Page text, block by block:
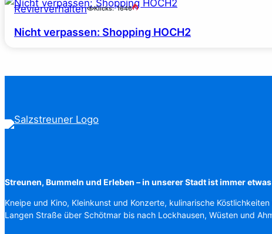
Revierverhalten Klicks: 1646
Nicht verpassen: Shopping HOCH2
Streunen, Bummeln und Erleben – in unserer Stadt ist immer
Kneipe und Kino, Kleinkunst und Konzerte, kulinarische
Langen Straße über Schötmar bis nach Lockhausen, Wüsten und